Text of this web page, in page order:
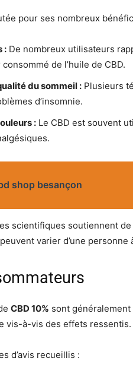
pour ses nombreux
: De nombreux utilisateurs
de l’huile de CBD.
du sommeil : Plusieurs
d’insomnie.
: Le CBD est souvent
shop besançon
scientifiques soutiennent
varier d’une personne
CBD 10% sont
vis-à-vis des effets ressentis.
d’avis recueillis :